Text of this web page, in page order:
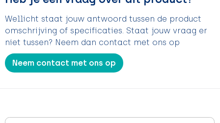
Wellicht staat jouw antwoord tussen de product
omschrijving of specificaties. Staat jouw vraag er
niet tussen? Neem dan contact met ons op
Neem contact met ons op